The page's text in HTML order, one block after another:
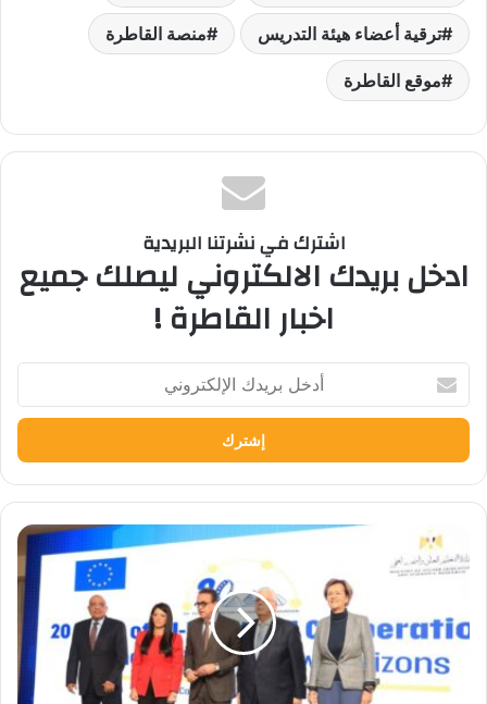
ترقية أعضاء هيئة التدريس منصة القاطرة
موقع القاطرة
اشترك في نشرتنا البريدية
ادخل بريدك الالكتروني ليصلك جميع
اخبار القاطرة !
أدخل
بريدك
الإلكتروني
رئيس
جامعة
حلوان
في
فعاليات
أسبوع